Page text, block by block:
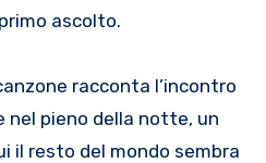
ascolto.
racconta l’incontro
nel pieno della notte, un
il resto del mondo sembra